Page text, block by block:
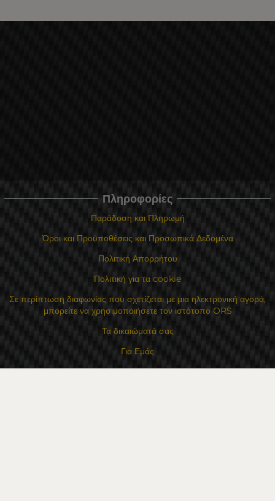
Πληροφορίες
Παράδοση και Πληρωμή
Όροι και Προϋποθέσεις και Προσωπικά Δεδομένα
Πολιτική Απορρήτου
Πολιτική για τα cookie
Σε περίπτωση διαφωνίας που σχετίζεται με μια ηλεκτρονική αγορά,
μπορείτε να χρησιμοποιήσετε τον ιστότοπο ORS
Τα δικαιώματά σας
Για Εμάς
Χάρτης τοποθεσίας